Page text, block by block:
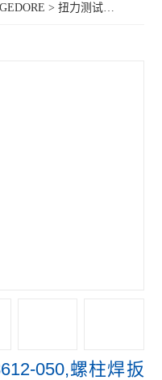
>扭力测试仪器
050,螺柱焊扳